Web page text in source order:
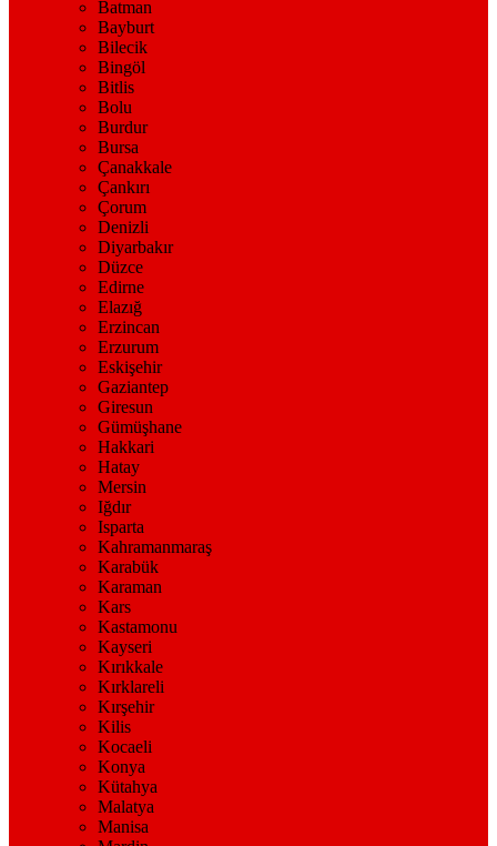
Batman
Bayburt
Bilecik
Bingöl
Bitlis
Bolu
Burdur
Bursa
Çanakkale
Çankırı
Çorum
Denizli
Diyarbakır
Düzce
Edirne
Elazığ
Erzincan
Erzurum
Eskişehir
Gaziantep
Giresun
Gümüşhane
Hakkari
Hatay
Mersin
Iğdır
Isparta
Kahramanmaraş
Karabük
Karaman
Kars
Kastamonu
Kayseri
Kırıkkale
Kırklareli
Kırşehir
Kilis
Kocaeli
Konya
Kütahya
Malatya
Manisa